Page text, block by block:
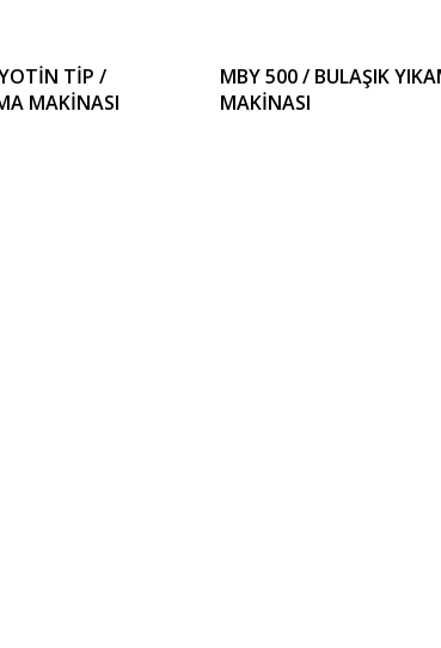
TİP /
MAKİNASI
MBY 500 / BULAŞIK
MAKİNASI